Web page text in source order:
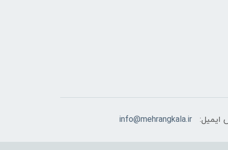
ایمیل: info@mehrangkala.ir